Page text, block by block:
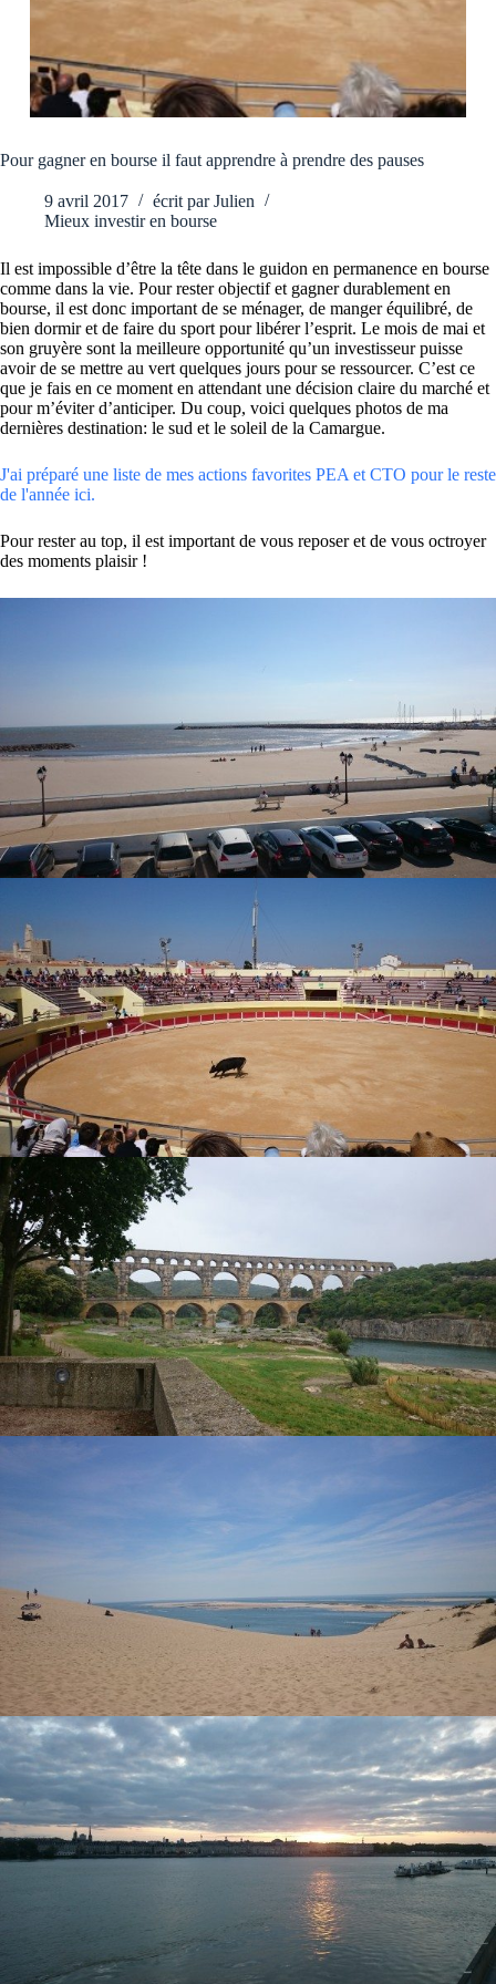
Pour gagner en bourse il faut apprendre à prendre des pauses
9 avril 2017 écrit par Julien
Mieux investir en bourse
Il est impossible d’être la tête dans le guidon en permanence en bourse
comme dans la vie. Pour rester objectif et gagner durablement en
bourse, il est donc important de se ménager, de manger équilibré, de
bien dormir et de faire du sport pour libérer l’esprit. Le mois de mai et
son gruyère sont la meilleure opportunité qu’un investisseur puisse
avoir de se mettre au vert quelques jours pour se ressourcer. C’est ce
que je fais en ce moment en attendant une décision claire du marché et
pour m’éviter d’anticiper. Du coup, voici quelques photos de ma
dernières destination: le sud et le soleil de la Camargue.
J'ai préparé une liste de mes actions favorites PEA et CTO pour le reste
de l'année ici.
Pour rester au top, il est important de vous reposer et de vous octroyer
des moments plaisir !